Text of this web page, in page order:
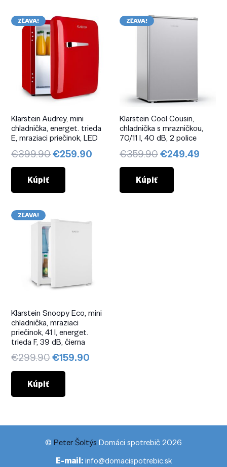
ZĽAVA!
Klarstein Audrey, mini
chladnička, energet. trieda
E, mraziaci priečinok, LED
€399.90Pôvodná
cena
€399.90.
€259.90 Aktuálna
€259.90.
Kúpiť
ZĽAVA!
Klarstein Cool Cousin,
chladnička s mrazničkou,
70/11 l, 40 dB, 2 police
€359.90Pôvodná
cena
€359.90.
€249.49
Kúpiť
ZĽAVA!
Klarstein Snoopy Eco, mini
chladnička, mraziaci
priečinok, 41 l, energet.
trieda F, 39 dB, čierna
€299.90Pôvodná
cena
€299.90.
€159.90
Kúpiť
© Peter Šoltýs Domáci spotrebič 2026
E-mail:info@domacispotrebic.sk